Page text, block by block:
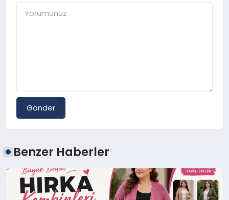
Gönder
Benzer Haberler